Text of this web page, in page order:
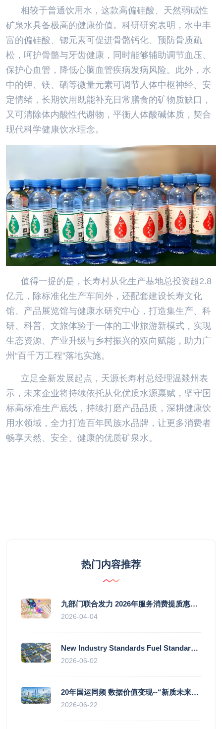
相较于普通饮用水，这款高偏硅酸、天然弱碱性
矿泉水具备极高的健康价值。科研研究表明，水中丰
富的偏硅酸、锶元素可促进骨骼钙化、预防骨质疏
松，呵护骨骼与牙齿健康，同时能够辅助调节血压、
保护心血管，降低心脑血管疾病发病风险。此外，水
中的钾、镁、硒等微量元素可调节人体中枢神经、安
定情绪，长期饮用既能补充日常膳食的矿物质缺口，
又可清除体内酸性代谢物，平衡人体酸碱体质，契合
现代科学健康饮水理念。
值得一提的是，长寿村从化生产基地总投资超2.8
亿元，除标准化生产车间外，还配套建设长寿文化
馆、产品展览馆与健康水研究中心，打造集生产、科
研、科普、文旅体验于一体的工业旅游新模式，实现
生态资源、产业升级与乡村振兴的双向赋能，助力广
州“百千万工程”落地实施。
立足全新发展起点，天源长寿村总经理温燚州表
示，未来企业将持续依托从化优质水源禀赋，坚守国
标高标准生产底线，持续打磨产品品质，深耕健康饮
用水领域，全力打造百年民族水品牌，让更多消费者
畅享天然、安全、健康的优质矿泉水。
热门内容推荐
九部门联合发力 2026年服务消费提质惠民行动启幕
2026-04-04
New Industry Standards Fuel Standardised and Scaled Growth of China’s Embodied Intelligence Sector
2026-06-02
20年国运同频 数据价值变现--“新质未来”平台开启产业通证新时代
2026-06-22